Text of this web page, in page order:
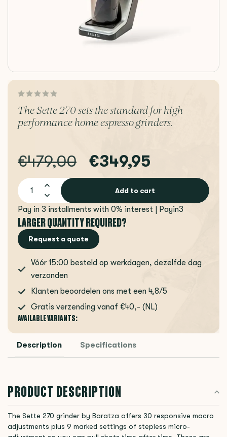
The Sette 270 sets the standard for high
performance home espresso grinders.
€479,00 €349,95
Add to cart
Pay in 3 installments with 0% interest | Payin3
LARGER QUANTITY REQUIRED?
Request a quote
Vóór 15:00 besteld op werkdagen, dezelfde dag
verzonden
Klanten beoordelen ons met een 4,8/5
Gratis verzending vanaf €40,- (NL)
AVAILABLE VARIANTS:
Description Specifications
PRODUCT DESCRIPTION
The Sette 270 grinder by Baratza offers 30 responsive macro
adjustments plus 9 marked settings of stepless micro-